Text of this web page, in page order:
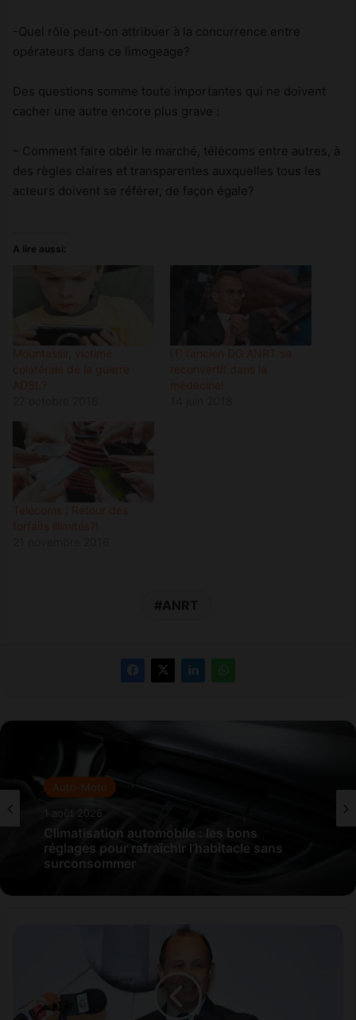
-Quel rôle peut-on attribuer à la concurrence entre
opérateurs dans ce limogeage?
Des questions somme toute importantes qui ne doivent
cacher une autre encore plus grave :
– Comment faire obéir le marché, télécoms entre autres, à
des règles claires et transparentes auxquelles tous les
acteurs doivent se référer, de façon égale?
A lire aussi:
Mountassir, victime
colatérale de la guerre
ADSL?
IT: l’ancien DG ANRT se
reconvertit dans la
médecine!
Télécoms : Retour des
forfaits illimités?!
ANRT
Auto-Moto
1 août 2026
Climatisation automobile : les bons
réglages pour rafraîchir l’habitacle sans
surconsommer
T